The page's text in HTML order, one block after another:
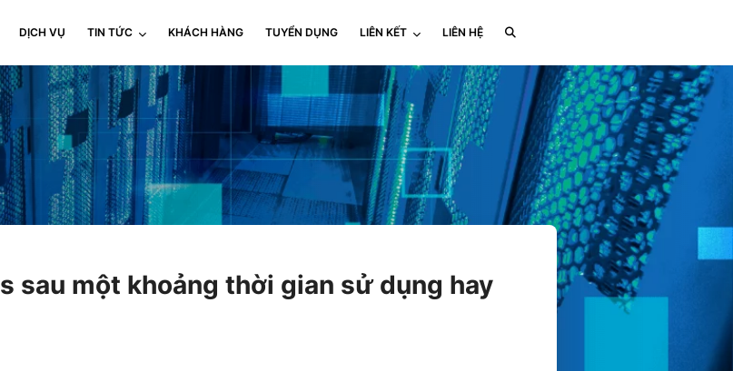
DỊCH VỤ TIN TỨC KHÁCH HÀNG TUYỂN DỤNG LIÊN KẾT LIÊN HỆ
sau một khoảng thời gian sử dụng hay